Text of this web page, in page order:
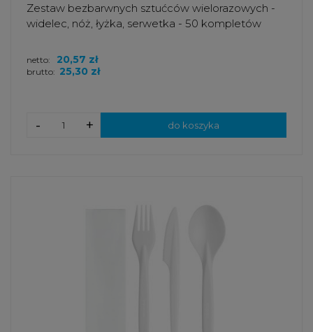
Zestaw bezbarwnych sztućców wielorazowych -
widelec, nóż, łyżka, serwetka - 50 kompletów
brutto: 25,30 zł
netto: 20,57 zł
+
- do koszyka